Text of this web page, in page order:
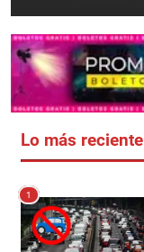
Lo más reciente
1